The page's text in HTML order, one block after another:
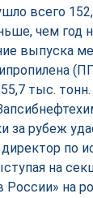
всего
чем год
выпуска
тыс.
за рубеж
директор по
на
на